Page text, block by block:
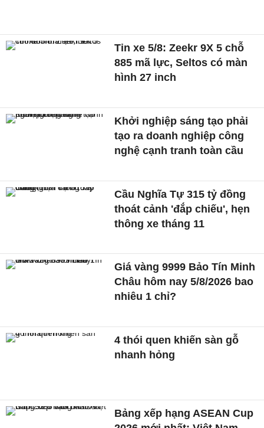
Tin xe 5/8: Zeekr 9X 5 chỗ
885 mã lực, Seltos có màn
hình 27 inch
Khởi nghiệp sáng tạo phải
tạo ra doanh nghiệp công
nghệ cạnh tranh toàn cầu
Cầu Nghĩa Tự 315 tỷ đồng
thoát cảnh 'đắp chiếu', hẹn
thông xe tháng 11
Giá vàng 9999 Bảo Tín Minh
Châu hôm nay 5/8/2026 bao
nhiêu 1 chỉ?
4 thói quen khiến sàn gỗ
nhanh hỏng
Bảng xếp hạng ASEAN Cup